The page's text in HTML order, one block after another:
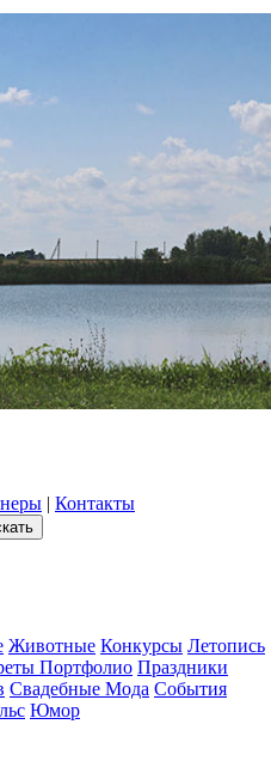
| Контакты
Животные Конкурсы Летопись
Портфолио Праздники
Свадебные Мода События
Юмор